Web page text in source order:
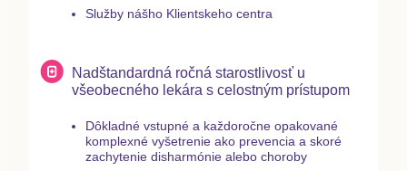
Služby nášho Klientskeho centra
Nadštandardná ročná starostlivosť u
všeobecného lekára s celostným prístupom
Dôkladné vstupné a každoročne opakované
komplexné vyšetrenie ako prevencia a skoré
zachytenie disharmónie alebo choroby